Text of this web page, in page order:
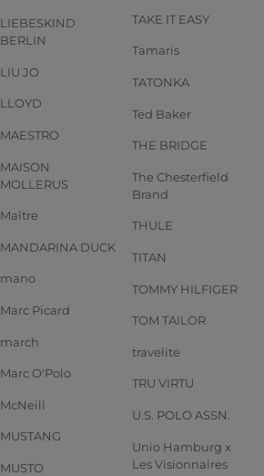
LIEBESKIND
BERLIN
LIU JO
LLOYD
MAESTRO
MAISON
MOLLERUS
Maître
MANDARINA DUCK
mano
Marc Picard
march
Marc O'Polo
McNeill
MUSTANG
MUSTO
TAKE IT EASY
Tamaris
TATONKA
Ted Baker
THE BRIDGE
The Chesterfield
Brand
THULE
TITAN
TOMMY HILFIGER
TOM TAILOR
travelite
TRU VIRTU
U.S. POLO ASSN.
Unio Hamburg x
Les Visionnaires